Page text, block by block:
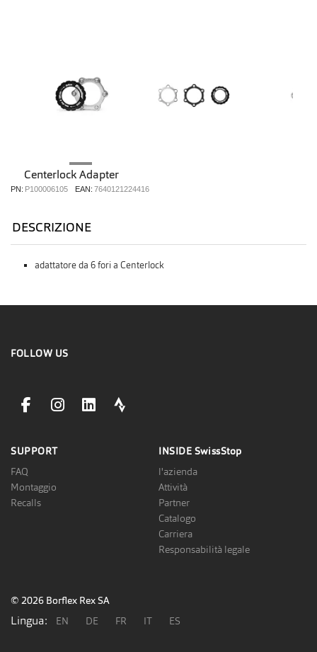
Centerlock Adapter
PN: P100006105 EAN: 7640121224416
DESCRIZIONE
adattatore da 6 fori a Centerlock
FOLLOW US
facebookLink
instagramLink
linkedinLinkstravaLink
SUPPORT
FAQ
Montaggio
Recalls
INSIDE SwissStop
l'azienda
Attività
Partner
Catalogo
Carriera
Responsabilità legale
© 2026 Borflex Rex SA
Lingua: EN DE FR IT ES